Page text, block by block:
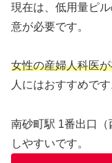
現在は、低用量ピ
意が必要です。
女性の産婦人科医
人にはおすすめです
南砂町駅 1番出口
しやすいです。